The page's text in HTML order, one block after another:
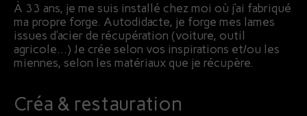
À 33 ans, je me suis installé chez moi où j’ai fabriqué
ma propre forge. Autodidacte, je forge mes lames
issues d’acier de récupération (voiture, outil
agricole…) Je crée selon vos inspirations et/ou les
miennes, selon les matériaux que je récupère.
Créa & restauration